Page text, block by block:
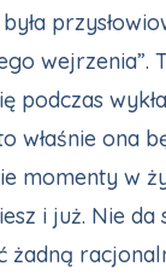
wejrzenia”.
podczas
właśnie ona
momenty w
i już. Nie da
żadną